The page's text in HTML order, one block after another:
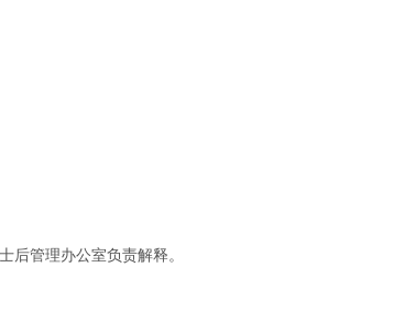
后管理办公室负责解释。